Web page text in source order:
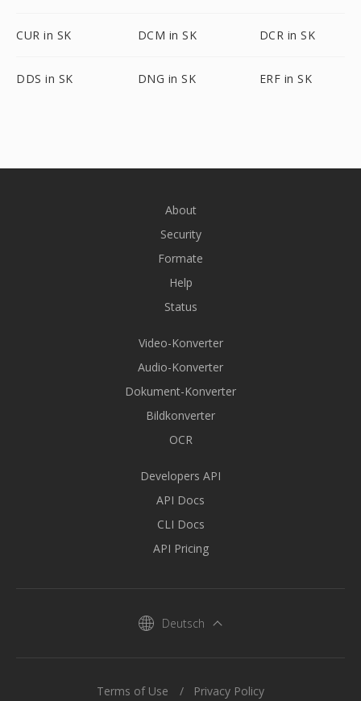
CUR in SK DCM in SK DCR in SK
DDS in SK DNG in SK ERF in SK
About
Security
Formate
Help
Status
Video-Konverter
Audio-Konverter
Dokument-Konverter
Bildkonverter
OCR
Developers API
API Docs
CLI Docs
API Pricing
Deutsch
Terms of Use Privacy Policy